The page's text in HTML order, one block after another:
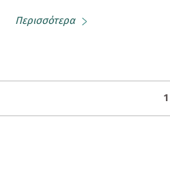
Περισσότερα
1